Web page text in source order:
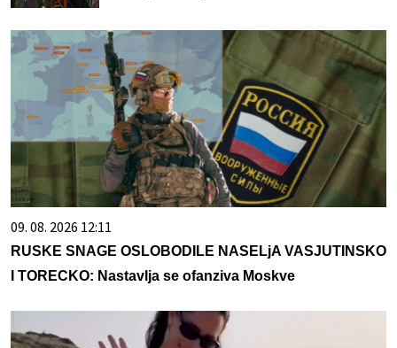
09. 08. 2026 12:11
RUSKE SNAGE OSLOBODILE NASELjA VASJUTINSKO
I TORECKO: Nastavlja se ofanziva Moskve